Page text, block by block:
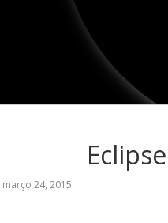
março 24, 2015